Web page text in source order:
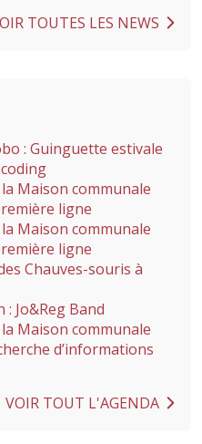
TOUTES LES NEWS
: Guinguette estivale
Maison communale
ligne
Maison communale
ligne
Chauves-souris à
: Jo&Reg Band
Maison communale
d’informations
VOIR TOUT L'AGENDA